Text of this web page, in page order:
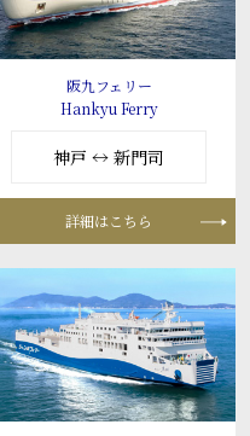
阪九フェリー
Hankyu Ferry
神戸 ↔ 新門司
詳細はこちら